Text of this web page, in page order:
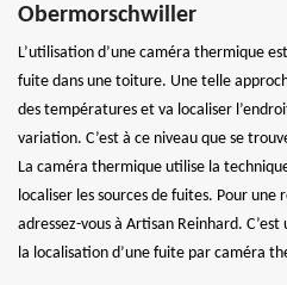
Obermorschwiller
L’utilisation d’une caméra thermique
fuite dans une toiture. Une telle
des températures et va localiser
variation. C’est à ce niveau que se
La caméra thermique utilise la
localiser les sources de fuites. Pour
adressez-vous à Artisan Reinhard.
la localisation d’une fuite par caméra